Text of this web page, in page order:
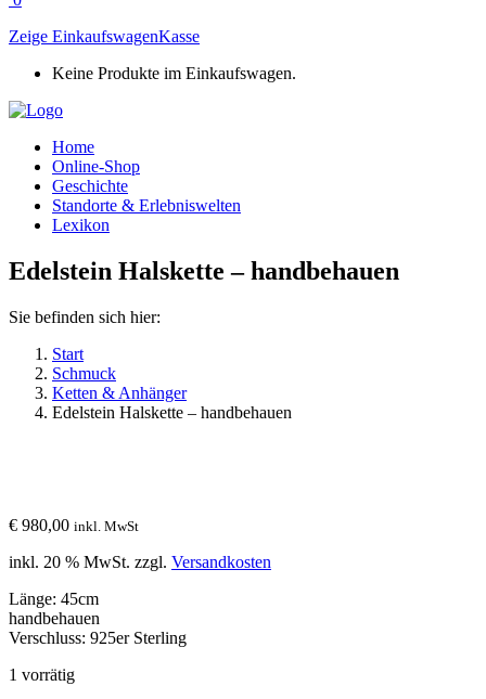
Zeige EinkaufswagenKasse
Keine Produkte im Einkaufswagen.
Home
Online-Shop
Geschichte
Standorte & Erlebniswelten
Lexikon
Edelstein Halskette – handbehauen
Sie befinden sich hier:
Start
Schmuck
Ketten & Anhänger
Edelstein Halskette – handbehauen
€ 980,00 inkl. MwSt
inkl. 20 % MwSt. zzgl. Versandkosten
Länge: 45cm
handbehauen
Verschluss: 925er Sterling
1 vorrätig